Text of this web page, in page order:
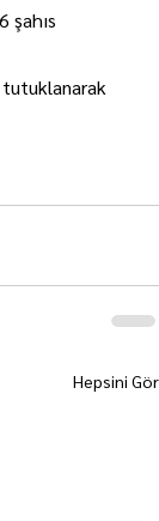
şahıs
tutuklanarak
Hepsini Gör